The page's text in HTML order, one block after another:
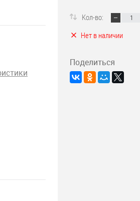
Кол-во:
Нет в наличии
Поделиться